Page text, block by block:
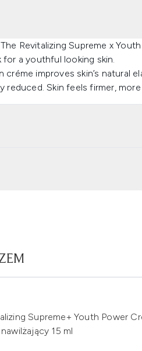
Revitalizing Supreme x
a youthful looking skin.
improves skin’s natural
reduced. Skin feels firmer,
Supreme+ Youth Power
15 ml